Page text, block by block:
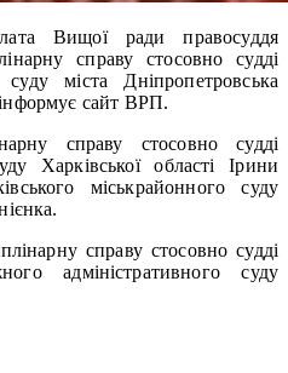
Вищої ради правосуддя
справу стосовно судді
міста Дніпропетровська
сайт ВРП.
справу стосовно судді
Харківської області Ірини
міськрайонного суду
справу стосовно судді
адміністративного суду